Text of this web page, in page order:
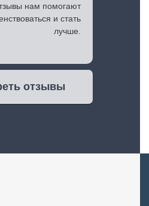
нам помогают
и стать
лучше.
отзывы